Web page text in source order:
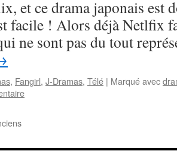
et ce drama japonais est
facile ! Alors déjà Netlfix
ne sont pas du tout
, Fangirl, J-Dramas, Télé | Marqué avec